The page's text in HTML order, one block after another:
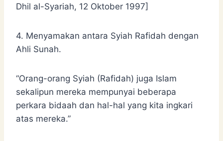
Dhil al-Syariah, 12 Oktober 1997]
4. Menyamakan antara Syiah Rafidah dengan
Ahli Sunah.
“Orang-orang Syiah (Rafidah) juga Islam
sekalipun mereka mempunyai beberapa
perkara bidaah dan hal-hal yang kita ingkari
atas mereka.”